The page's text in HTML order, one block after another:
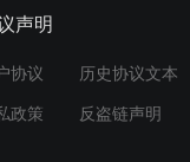
声明
协议 历史协议文本
政策 反盗链声明